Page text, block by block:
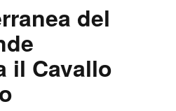
del
il Cavallo